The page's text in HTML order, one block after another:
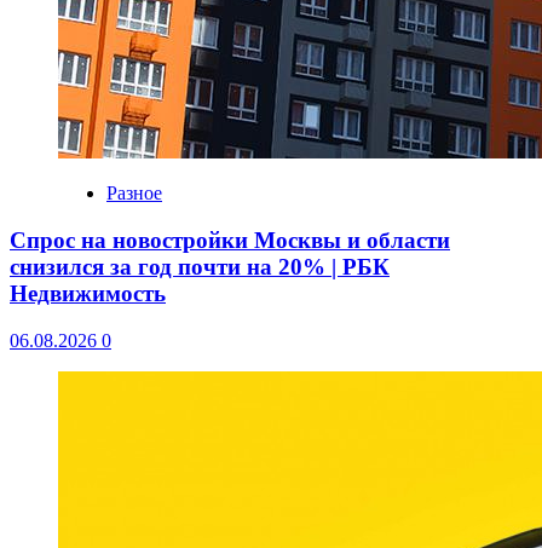
Разное
Спрос на новостройки Москвы и области
снизился за год почти на 20% | РБК
Недвижимость
06.08.2026 0